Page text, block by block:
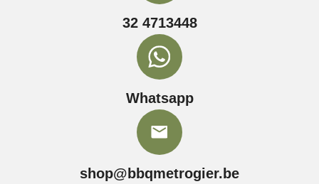
32 4713448
Whatsapp
shop@bbqmetrogier.be